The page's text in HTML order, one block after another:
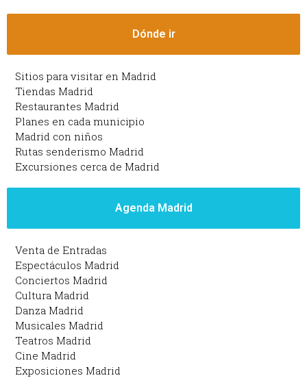
Dónde ir
Sitios para visitar en Madrid
Tiendas Madrid
Restaurantes Madrid
Planes en cada municipio
Madrid con niños
Rutas senderismo Madrid
Excursiones cerca de Madrid
Agenda Madrid
Venta de Entradas
Espectáculos Madrid
Conciertos Madrid
Cultura Madrid
Danza Madrid
Musicales Madrid
Teatros Madrid
Cine Madrid
Exposiciones Madrid